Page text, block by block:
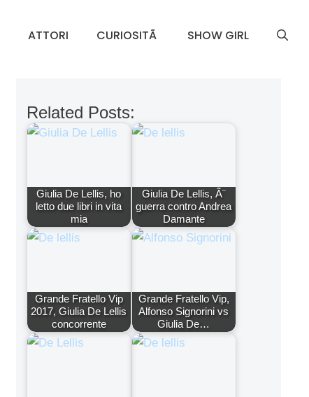
ATTORI CURIOSITÃ SHOW GIRL
Related Posts:
Giulia De Lellis, ho
letto due libri in vita
mia
Giulia De Lellis, Ã¨
guerra contro Andrea
Damante
Grande Fratello Vip
2017, Giulia De Lellis
concorrente
Grande Fratello Vip,
Alfonso Signorini vs
Giulia De…